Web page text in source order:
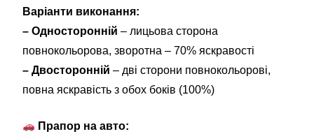
Варіанти виконання:
– Односторонній – лицьова сторона
повнокольорова, зворотна – 70% яскравості
– Двосторонній – дві сторони повнокольорові,
повна яскравість з обох боків (100%)
Прапор на авто: